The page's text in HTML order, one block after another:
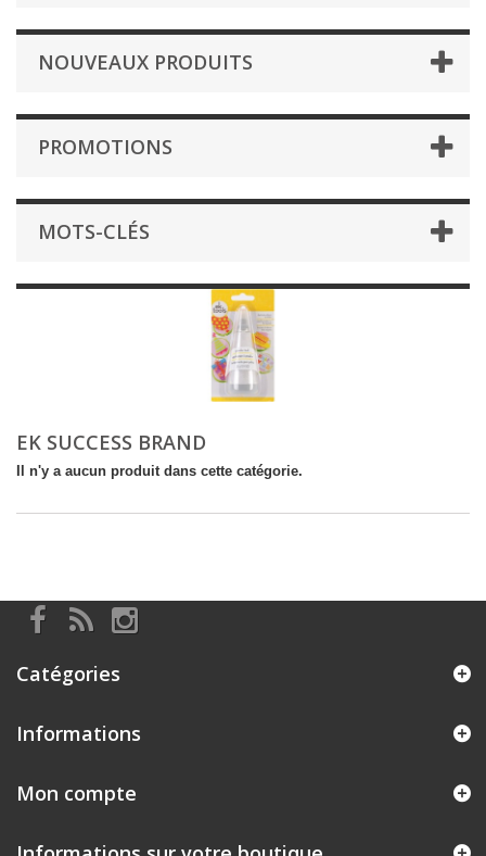
NOUVEAUX PRODUITS
PROMOTIONS
MOTS-CLÉS
EK SUCCESS BRAND
Il n'y a aucun produit dans cette catégorie.
Catégories
Informations
Mon compte